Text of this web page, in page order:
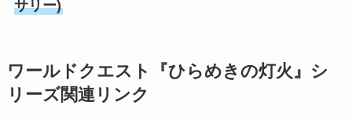
サリー)
ワールドクエスト『ひらめきの灯火』シ
リーズ関連リンク